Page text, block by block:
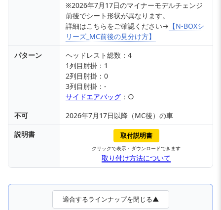
※2026年7月17日のマイナーモデルチェンジ
前後でシート形状が異なります。
詳細はこちらをご確認ください→ 【N-BOXシ
リーズ_MC前後の見分け方】
パターン
ヘッドレスト総数：4
1列目肘掛：1
2列目肘掛：0
3列目肘掛：-
サイドエアバッグ ：○
不可
2026年7月17日以降（MC後）の車
説明書
取付説明書
クリックで表示・ダウンロードできます
取り付け方法について
適合するラインナップを閉じる▲